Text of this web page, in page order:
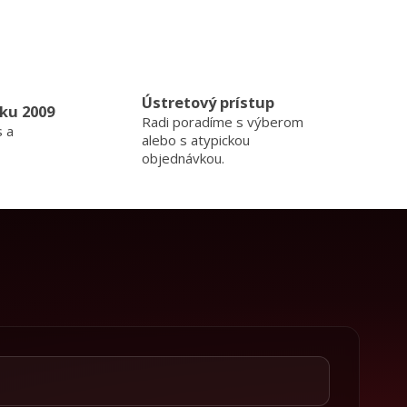
2009
a
Ústretový prístup
Radi poradíme s výberom
alebo s atypickou
objednávkou.